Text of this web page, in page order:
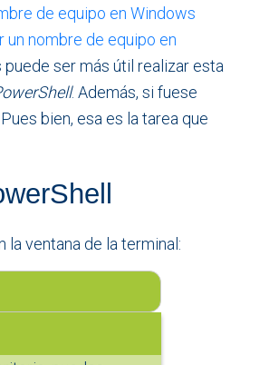
de equipo en Windows
un nombre de equipo en
puede ser más útil realizar esta
. Además, si fuese
bien, esa es la tarea que
la ventana de la terminal: